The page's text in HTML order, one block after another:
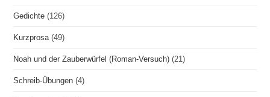
Gedichte (126)
Kurzprosa (49)
Noah und der Zauberwürfel (Roman-Versuch) (21)
Schreib-Übungen (4)